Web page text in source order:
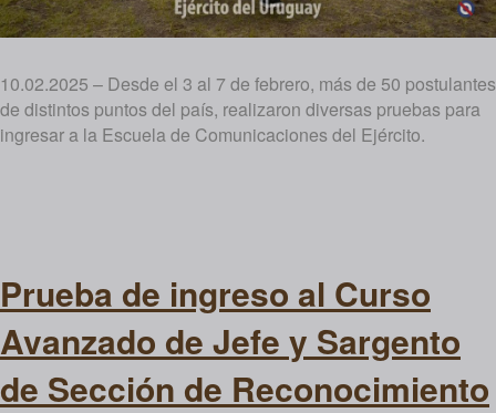
10.02.2025 – Desde el 3 al 7 de febrero, más de 50 postulantes
de distintos puntos del país, realizaron diversas pruebas para
ingresar a la Escuela de Comunicaciones del Ejército.
Prueba de ingreso al Curso
Avanzado de Jefe y Sargento
de Sección de Reconocimiento